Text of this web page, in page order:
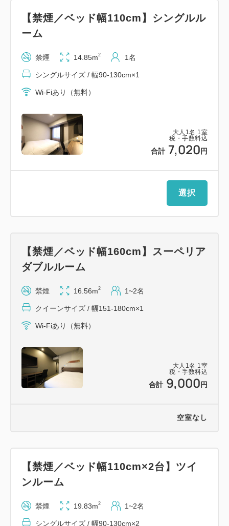
・金沢駅西口から徒歩4分♪
・全室禁煙♪（1Fに喫煙コーナーあり）
・40インチ大画面液晶TV♪
・全館無料Wi-Fi接続可能♪
・コインランドリー、電子レンジ、製氷機、飲料自動
販売機あり。
・ホテルには駐車場はございませんので、近隣の駐車
料金については、すべてお客様ご負担となりますので
【交通アクセス】
・ＪＲ金沢駅西口より徒歩4分
・小松空港より連絡バスで約40分
【周辺観光地アクセス】
兼六園…バス10分
金沢城公園…バス10分
金沢21世紀美術館…バス15分
大人 1 名 1 室
税・手数料込
合計 7,020 円
【禁煙／ベッド幅110cm】シングルル
ーム
禁煙 14.85m2 1名
シングルサイズ / 幅90-130cm×1
Wi-Fiあり（無料）
選択
大人 1 名 1 室
税・手数料込
合計 9,000 円
【禁煙／ベッド幅160cm】スーペリア
ダブルルーム
禁煙 16.56m2 1~2名
クイーンサイズ / 幅151-180cm×1
Wi-Fiあり（無料）
空室なし
【禁煙／ベッド幅110cm×2台】ツイ
ンルーム
禁煙 19.83m2 1~2名
シングルサイズ / 幅90-130cm×2